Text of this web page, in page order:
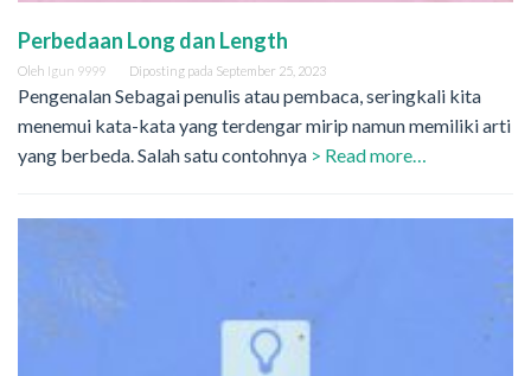
Perbedaan Long dan Length
Oleh Igun 9999 Diposting pada September 25, 2023
Pengenalan Sebagai penulis atau pembaca, seringkali kita
menemui kata-kata yang terdengar mirip namun memiliki arti
yang berbeda. Salah satu contohnya > Read more…